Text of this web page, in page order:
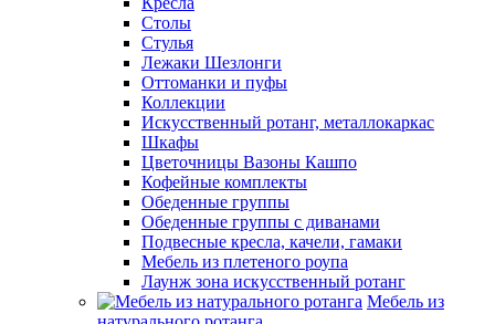
Столы
Стулья
Лежаки Шезлонги
Оттоманки и пуфы
Коллекции
Искусственный ротанг, металлокаркас
Шкафы
Цветочницы Вазоны Кашпо
Кофейные комплекты
Обеденные группы
Обеденные группы с диванами
Подвесные кресла, качели, гамаки
Мебель из плетеного роупа
Лаунж зона искусственный ротанг
Мебель из